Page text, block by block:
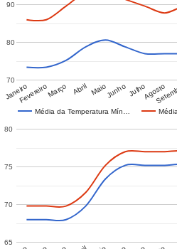
Média da Temperatura Mín…
JaneiroFevereiroMarço Abril MaioJunho JulhoAgosto
70
80
90
65
70
75
80